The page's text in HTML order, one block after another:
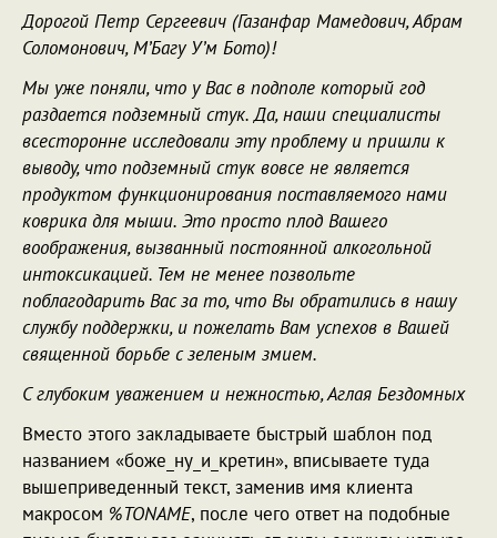
Дорогой Петр Сергеевич (Газанфар Мамедович, Абрам
Соломонович, М’Багу У’м Бото)!
Мы уже поняли, что у Вас в подполе который год
раздается подземный стук. Да, наши специалисты
всесторонне исследовали эту проблему и пришли к
выводу, что подземный стук вовсе не является
продуктом функционирования поставляемого нами
коврика для мыши. Это просто плод Вашего
воображения, вызванный постоянной алкогольной
интоксикацией. Тем не менее позвольте
поблагодарить Вас за то, что Вы обратились в нашу
службу поддержки, и пожелать Вам успехов в Вашей
священной борьбе с зеленым змием.
С глубоким уважением и нежностью, Аглая Бездомных
Вместо этого закладываете быстрый шаблон под
названием «боже_ну_и_кретин», вписываете туда
вышеприведенный текст, заменив имя клиента
макросом %TONAME, после чего ответ на подобные